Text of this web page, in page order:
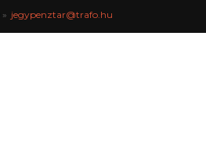
jegypenztar@trafo.hu